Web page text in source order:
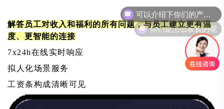
解答员工对收入和福利的所有问题，与员工建立更有温
度、更智能的连接
7x24h在线实时响应
拟人化场景服务
工资条构成清晰可见
你们是怎么收费的呢